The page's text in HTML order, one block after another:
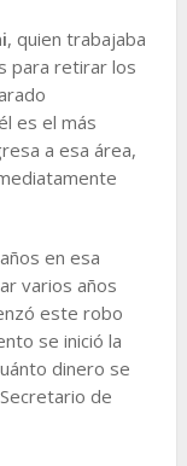
, quien trabajaba
para retirar los
es el más
a esa área,
en esa
varios años
este robo
se inició la
dinero se
de